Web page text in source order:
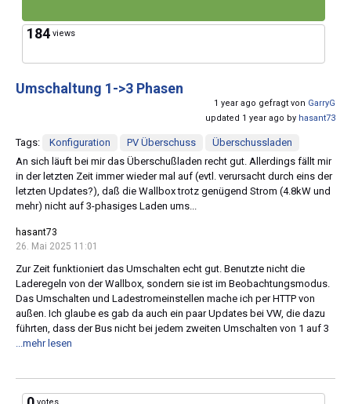
184 views
Umschaltung 1->3 Phasen
1 year ago gefragt von GarryG
updated 1 year ago by hasant73
Tags: Konfiguration PV Überschuss
Überschussladen
An sich läuft bei mir das Überschußladen recht gut. Allerdings fällt mir
in der letzten Zeit immer wieder mal auf (evtl. verursacht durch eins der
letzten Updates?), daß die Wallbox trotz genügend Strom (4.8kW und
mehr) nicht auf 3-phasiges Laden ums...
hasant73
26. Mai 2025 11:01
Zur Zeit funktioniert das Umschalten echt gut. Benutzte nicht die
Laderegeln von der Wallbox, sondern sie ist im Beobachtungsmodus.
Das Umschalten und Ladestromeinstellen mache ich per HTTP von
außen. Ich glaube es gab da auch ein paar Updates bei VW, die dazu
führten, dass der Bus nicht bei jedem zweiten Umschalten von 1 auf 3
...mehr lesen